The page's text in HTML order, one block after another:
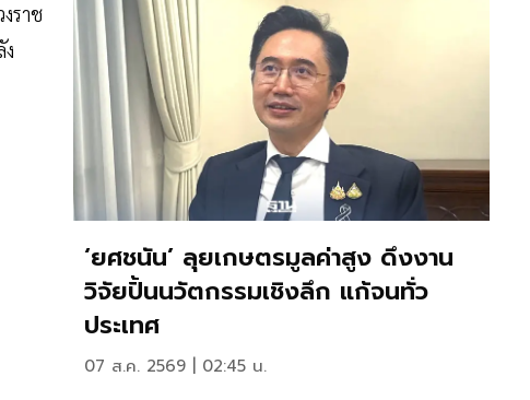
ราช
‘ยศชนัน’ ลุยเกษตรมูลค่าสูง ดึงงาน
วิจัยปั้นนวัตกรรมเชิงลึก แก้จนทั่ว
ประเทศ
07 ส.ค. 2569 | 02:45 น.